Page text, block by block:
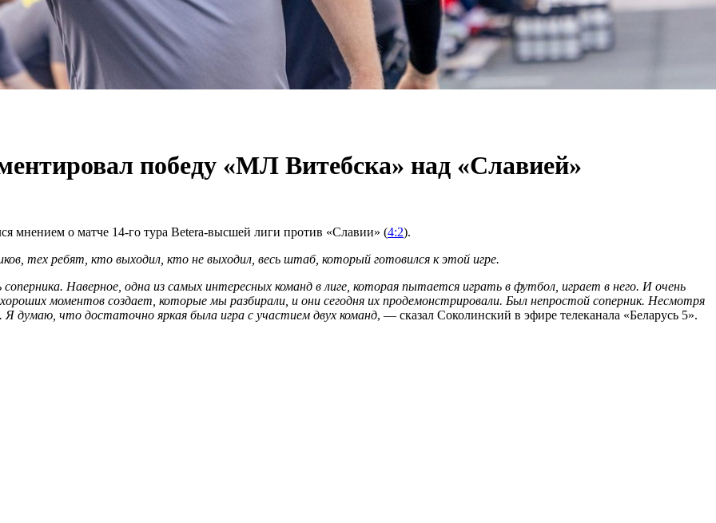
победу «МЛ Витебска» над «Славией»
мнением о матче 14-го тура Betera-высшей лиги против «Славии» (4:2).
тех ребят, кто выходил, кто не выходил, весь штаб, который готовился к этой игре.
Наверное, одна из самых интересных команд в лиге, которая пытается играть в футбол, играет в него. И очень
моментов создает, которые мы разбирали, и они сегодня их продемонстрировали. Был непростой соперник. Несмотря
думаю, что достаточно яркая была игра с участием двух команд, — сказал Соколинский в эфире телеканала «Беларусь 5».